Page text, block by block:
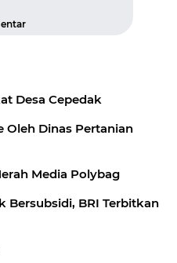
Desa Cepedak
Oleh Dinas Pertanian
Media Polybag
Bersubsidi, BRI Terbitkan